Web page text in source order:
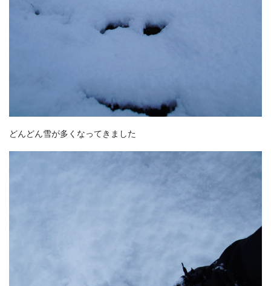
どんどん雪が多くなってきました